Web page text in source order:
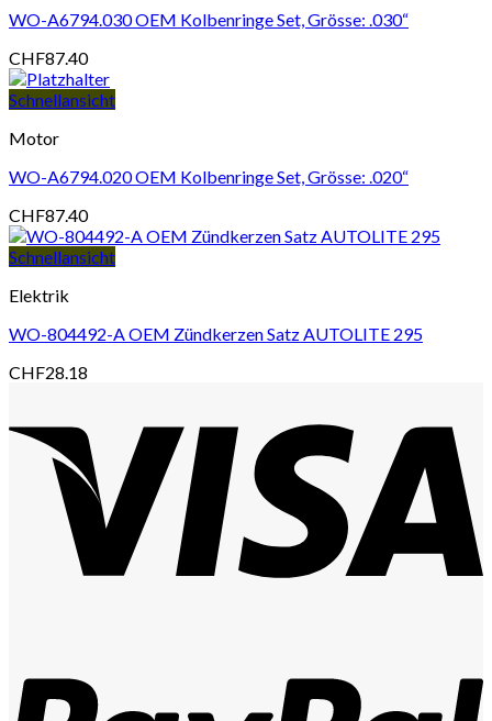
WO-A6794.030 OEM Kolbenringe Set, Grösse: .030“
CHF87.40
Schnellansicht
Motor
WO-A6794.020 OEM Kolbenringe Set, Grösse: .020“
CHF87.40
Schnellansicht
Elektrik
WO-804492-A OEM Zündkerzen Satz AUTOLITE 295
CHF28.18